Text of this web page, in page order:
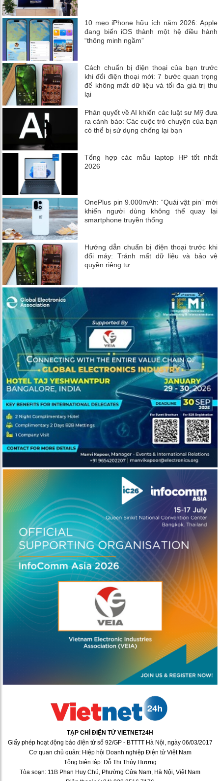
10 mẹo iPhone hữu ích năm 2026: Apple
đang biến iOS thành một hệ điều hành
“thông minh ngầm”
Cách chuẩn bị điện thoại của bạn trước
khi đổi điện thoại mới: 7 bước quan trọng
để không mất dữ liệu và tối đa giá trị thu
lại
Phán quyết về AI khiến các luật sư Mỹ đưa
ra cảnh báo: Các cuộc trò chuyện của bạn
có thể bị sử dụng chống lại bạn
Tổng hợp các mẫu laptop HP tốt nhất
2026
OnePlus pin 9.000mAh: “Quái vật pin” mới
khiến người dùng không thể quay lại
smartphone truyền thống
Hướng dẫn chuẩn bị điện thoại trước khi
đổi máy: Tránh mất dữ liệu và bảo vệ
quyền riêng tư
TẠP CHÍ ĐIỆN TỬ VIETNET24H
Giấy phép hoạt động báo điện tử số 92/GP - BTTTT Hà Nội, ngày 06/03/2017
Cơ quan chủ quản: Hiệp hội Doanh nghiệp Điện tử Việt Nam
Tổng biên tập: Đỗ Thị Thúy Hương
Tòa soạn: 11B Phan Huy Chú, Phường Cửa Nam, Hà Nội, Việt Nam